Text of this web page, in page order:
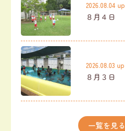
2026.08.04 up
８月４日
2026.08.03 up
８月３日
一覧を見る